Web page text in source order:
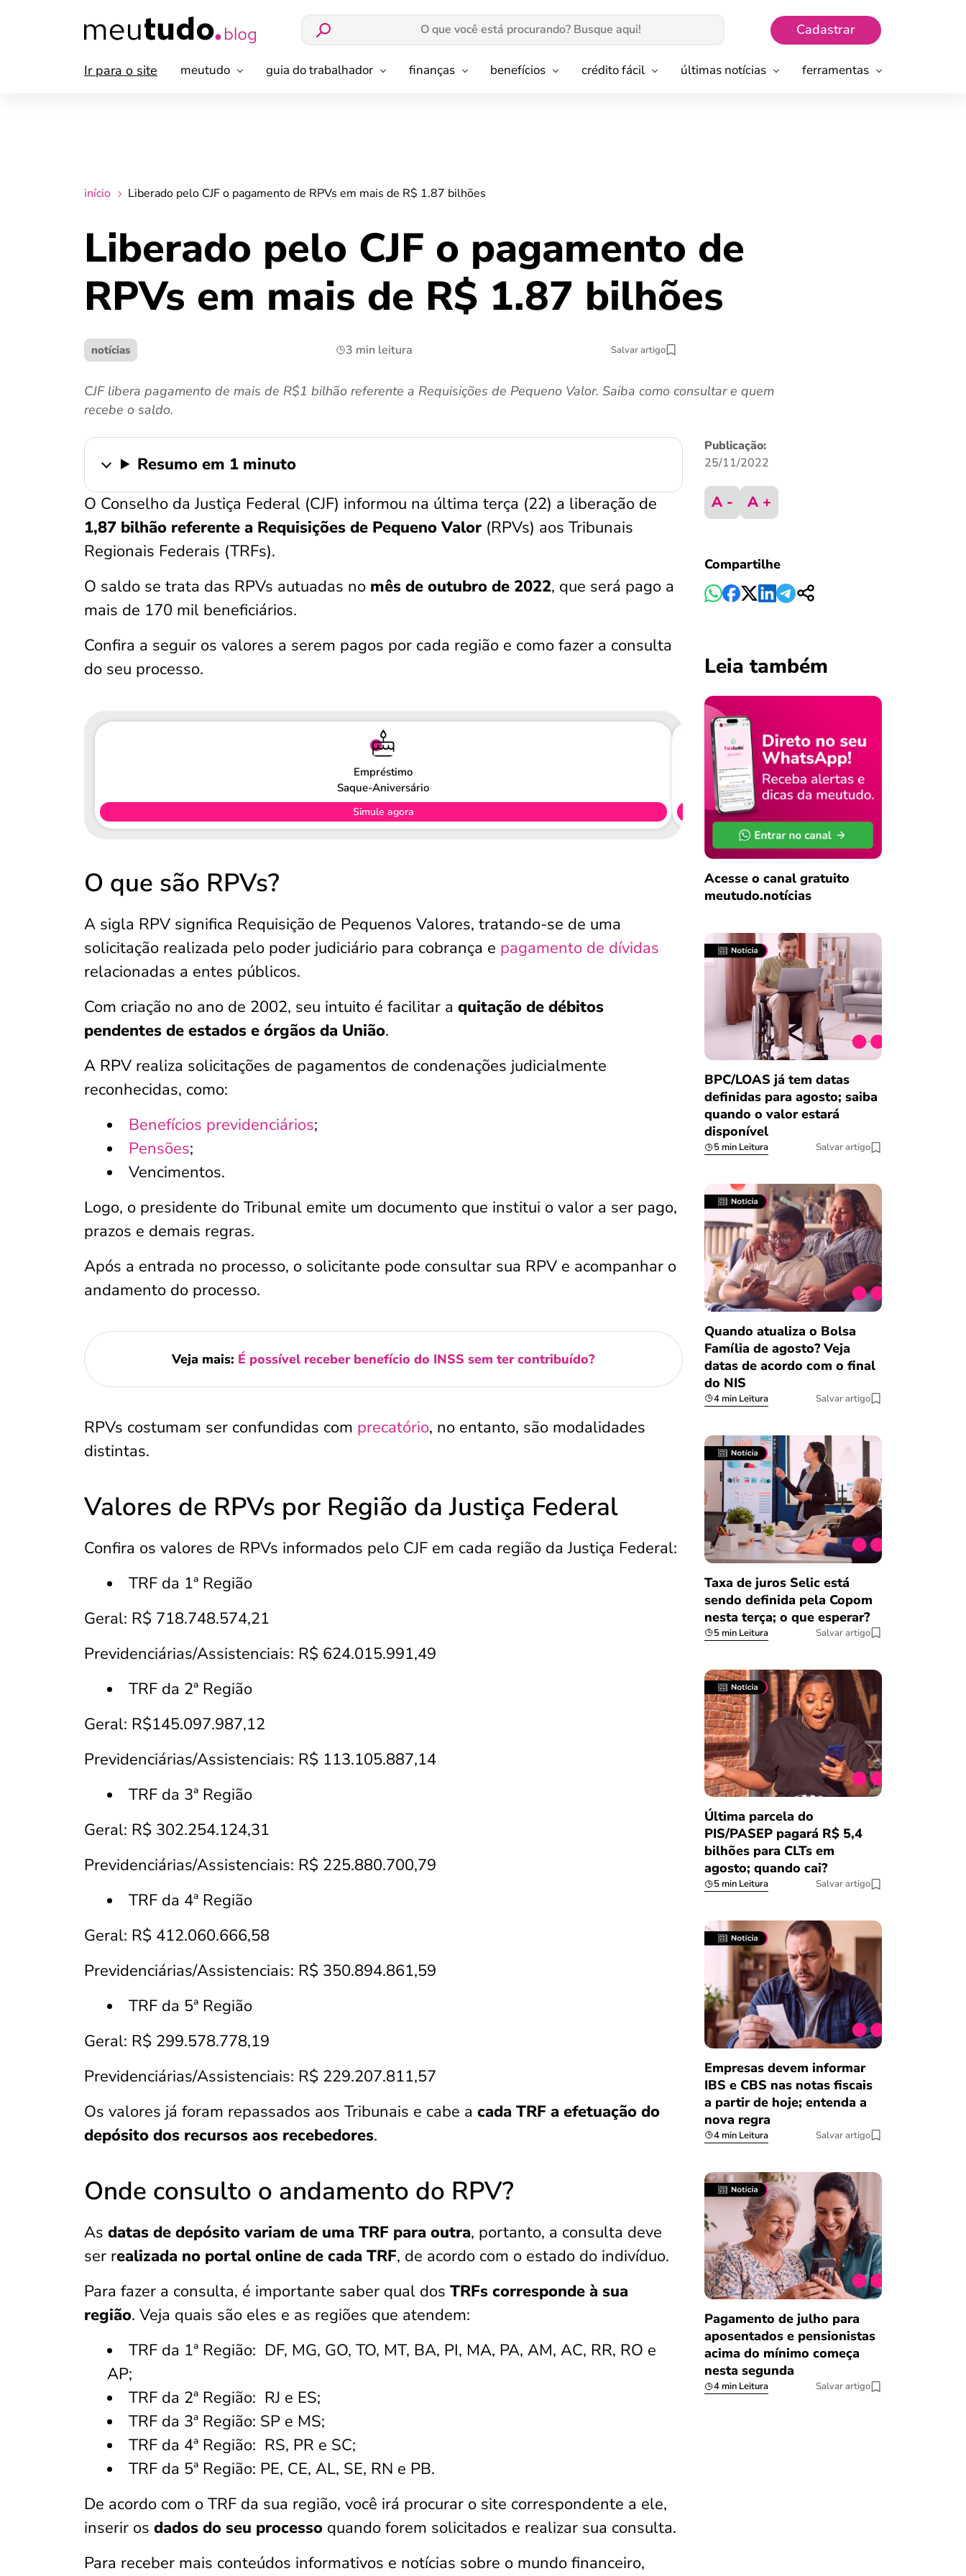
Cadastrar
Ir para o site meutudo guia do trabalhador finanças benefícios crédito fácil últimas notícias ferramentas
início Liberado pelo CJF o pagamento de RPVs em mais de R$ 1.87 bilhões
Liberado pelo CJF o pagamento de
RPVs em mais de R$ 1.87 bilhões
notícias 3 min leitura Salvar artigo
CJF libera pagamento de mais de R$1 bilhão referente a Requisições de Pequeno Valor. Saiba como consultar e quem
recebe o saldo.
Resumo em 1 minuto
O Conselho da Justiça Federal (CJF) informou na última terça (22) a liberação de
1,87 bilhão referente a Requisições de Pequeno Valor (RPVs) aos Tribunais
Regionais Federais (TRFs).
O saldo se trata das RPVs autuadas no mês de outubro de 2022, que será pago a
mais de 170 mil beneficiários.
Confira a seguir os valores a serem pagos por cada região e como fazer a consulta
do seu processo.
Empréstimo
Saque-Aniversário
Simule agora
O que são RPVs?
A sigla RPV significa Requisição de Pequenos Valores, tratando-se de uma
solicitação realizada pelo poder judiciário para cobrança e pagamento de dívidas
relacionadas a entes públicos.
Com criação no ano de 2002, seu intuito é facilitar a quitação de débitos
pendentes de estados e órgãos da União.
A RPV realiza solicitações de pagamentos de condenações judicialmente
reconhecidas, como:
Benefícios previdenciários;
Pensões;
Vencimentos.
Logo, o presidente do Tribunal emite um documento que institui o valor a ser pago,
prazos e demais regras.
Após a entrada no processo, o solicitante pode consultar sua RPV e acompanhar o
andamento do processo.
Veja mais: É possível receber benefício do INSS sem ter contribuído?
RPVs costumam ser confundidas com precatório, no entanto, são modalidades
distintas.
Valores de RPVs por Região da Justiça Federal
Confira os valores de RPVs informados pelo CJF em cada região da Justiça Federal:
TRF da 1ª Região
Geral: R$ 718.748.574,21
Previdenciárias/Assistenciais: R$ 624.015.991,49
TRF da 2ª Região
Geral: R$145.097.987,12
Previdenciárias/Assistenciais: R$ 113.105.887,14
TRF da 3ª Região
Geral: R$ 302.254.124,31
Previdenciárias/Assistenciais: R$ 225.880.700,79
TRF da 4ª Região
Geral: R$ 412.060.666,58
Previdenciárias/Assistenciais: R$ 350.894.861,59
TRF da 5ª Região
Geral: R$ 299.578.778,19
Previdenciárias/Assistenciais: R$ 229.207.811,57
Os valores já foram repassados aos Tribunais e cabe a cada TRF a efetuação do
depósito dos recursos aos recebedores.
Onde consulto o andamento do RPV?
As datas de depósito variam de uma TRF para outra, portanto, a consulta deve
ser realizada no portal online de cada TRF, de acordo com o estado do indivíduo.
Para fazer a consulta, é importante saber qual dos TRFs corresponde à sua
região. Veja quais são eles e as regiões que atendem:
TRF da 1ª Região: DF, MG, GO, TO, MT, BA, PI, MA, PA, AM, AC, RR, RO e
AP;
TRF da 2ª Região: RJ e ES;
TRF da 3ª Região: SP e MS;
TRF da 4ª Região: RS, PR e SC;
TRF da 5ª Região: PE, CE, AL, SE, RN e PB.
De acordo com o TRF da sua região, você irá procurar o site correspondente a ele,
inserir os dados do seu processo quando forem solicitados e realizar sua consulta.
Para receber mais conteúdos informativos e notícias sobre o mundo financeiro,
Publicação:
25/11/2022
A - A +
Compartilhe
Leia também
Acesse o canal gratuito
meutudo.notícias
BPC/LOAS já tem datas
definidas para agosto; saiba
quando o valor estará
disponível
5 min Leitura Salvar artigo
Quando atualiza o Bolsa
Família de agosto? Veja
datas de acordo com o final
do NIS
4 min Leitura Salvar artigo
Taxa de juros Selic está
sendo definida pela Copom
nesta terça; o que esperar?
5 min Leitura Salvar artigo
Última parcela do
PIS/PASEP pagará R$ 5,4
bilhões para CLTs em
agosto; quando cai?
5 min Leitura Salvar artigo
Empresas devem informar
IBS e CBS nas notas fiscais
a partir de hoje; entenda a
nova regra
4 min Leitura Salvar artigo
Pagamento de julho para
aposentados e pensionistas
acima do mínimo começa
nesta segunda
4 min Leitura Salvar artigo